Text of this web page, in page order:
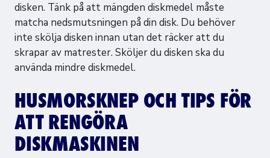
disken. Tänk på att mängden diskmedel måste
matcha nedsmutsningen på din disk. Du behöver
inte skölja disken innan utan det räcker att du
skrapar av matrester. Sköljer du disken ska du
använda mindre diskmedel.
HUSMORSKNEP OCH TIPS FÖR
ATT RENGÖRA
DISKMASKINEN